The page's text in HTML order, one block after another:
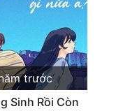
trước
Sinh Rồi Còn